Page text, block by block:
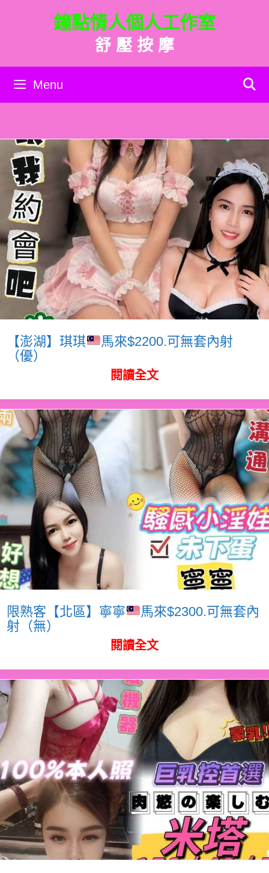
內
鐘點情人個人工作室
舒 壓 按 摩
Menu
【澎湖】琪琪
馬來$2200.可無套內射
（優）
閱讀全文
限熟客【北區】寧寧
馬來$2300.可無套內
射（無）
閱讀全文